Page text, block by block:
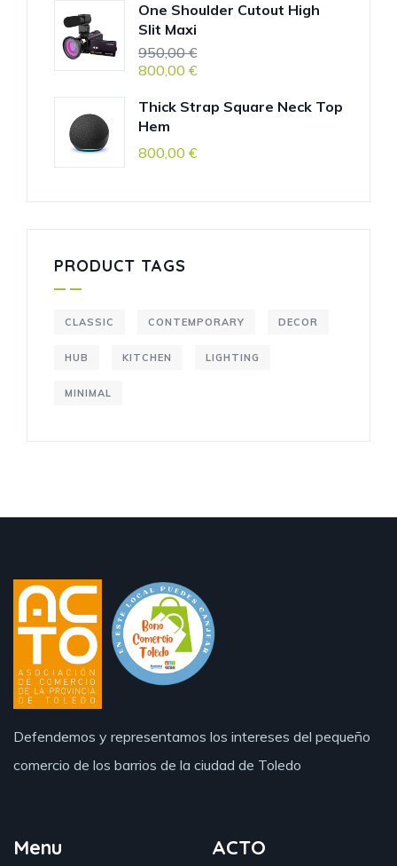
One Shoulder Cutout High
Slit Maxi
950,00€
800,00 €
Thick Strap Square Neck Top
Hem
800,00 €
PRODUCT TAGS
CLASSIC CONTEMPORARY DECOR
HUB KITCHEN LIGHTING
MINIMAL
Defendemos y representamos los intereses del pequeño
comercio de los barrios de la ciudad de Toledo
Menu ACTO